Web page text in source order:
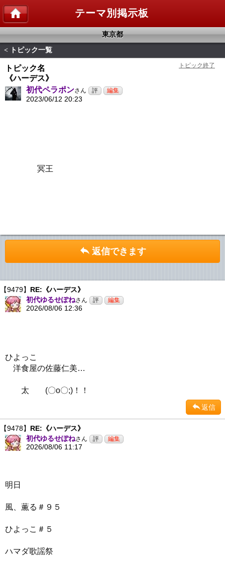
テーマ別掲示板
東京都
< トピック一覧
トピック名
《ハーデス》
初代ペラポンさん
2023/06/12 20:23
冥王
返信できます
【9479】 RE:《ハーデス》
初代ゆるせぽねさん
2026/08/06 12:36
ひよっこ
洋食屋の佐藤仁美…
太 (〇o〇;)！！
返信
【9478】 RE:《ハーデス》
初代ゆるせぽねさん
2026/08/06 11:17
明日
風、薫る＃９５
ひよっこ＃５
ハマダ歌謡祭